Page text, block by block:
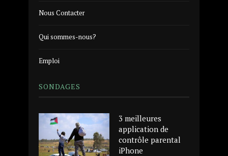
Nous Contacter
Qui sommes-nous?
Emploi
SONDAGES
3 meilleures
application de
contrôle parental
iPhone